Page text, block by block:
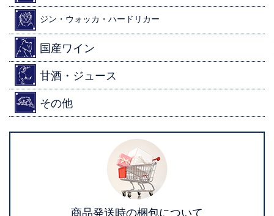
ジン・ウォッカ・ハードリカー
国産ワイン
甘酒・ジュース
その他
商品発送時の梱包について